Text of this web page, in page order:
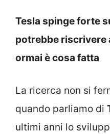
Tesla spinge forte
potrebbe riscrivere
ormai è cosa fatta
La ricerca non si
quando parliamo di
ultimi anni lo